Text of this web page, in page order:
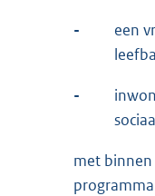
-
een
-
met